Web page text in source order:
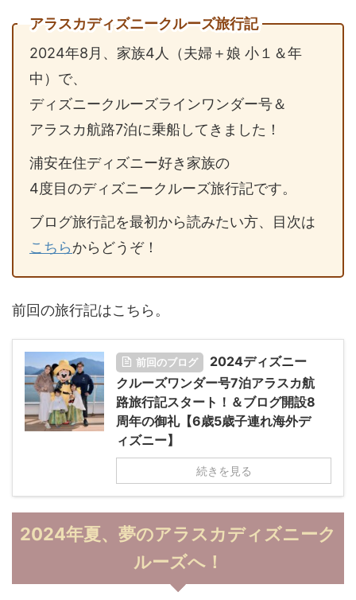
アラスカディズニークルーズ旅行記
2024年8月、家族4人（夫婦＋娘 小１＆年
中）で、
ディズニークルーズラインワンダー号＆
アラスカ航路7泊に乗船してきました！
浦安在住ディズニー好き家族の
4度目のディズニークルーズ旅行記です。
ブログ旅行記を最初から読みたい方、目次は
こちらからどうぞ！
前回の旅行記はこちら。
前回のブログ
2024ディズニー
クルーズワンダー号7泊アラスカ航
路旅行記スタート！＆ブログ開設8
周年の御礼【6歳5歳子連れ海外デ
ィズニー】
続きを見る
2024年夏、夢のアラスカディズニーク
ルーズへ！